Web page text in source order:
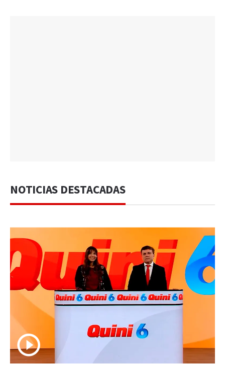
NOTICIAS DESTACADAS